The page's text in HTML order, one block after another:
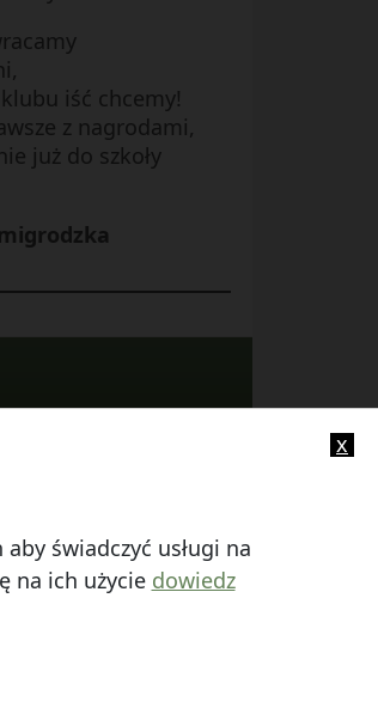
iść chcemy!
z nagrodami,
już do szkoły
x
świadczyć usługi na
na ich użycie dowiedz